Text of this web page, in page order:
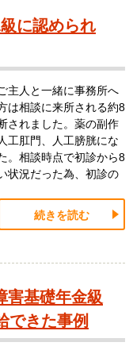
に認められ
主人と一緒に事務所へ
は相談に来所される約8
されました。薬の副作
工肛門、人工膀胱にな
。相談時点で初診から8
状況だった為、初診の
続きを読む
害基礎年金級
できた事例